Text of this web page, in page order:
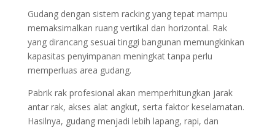
Gudang dengan sistem racking yang tepat mampu
memaksimalkan ruang vertikal dan horizontal. Rak
yang dirancang sesuai tinggi bangunan memungkinkan
kapasitas penyimpanan meningkat tanpa perlu
memperluas area gudang.
Pabrik rak profesional akan memperhitungkan jarak
antar rak, akses alat angkut, serta faktor keselamatan.
Hasilnya, gudang menjadi lebih lapang, rapi, dan